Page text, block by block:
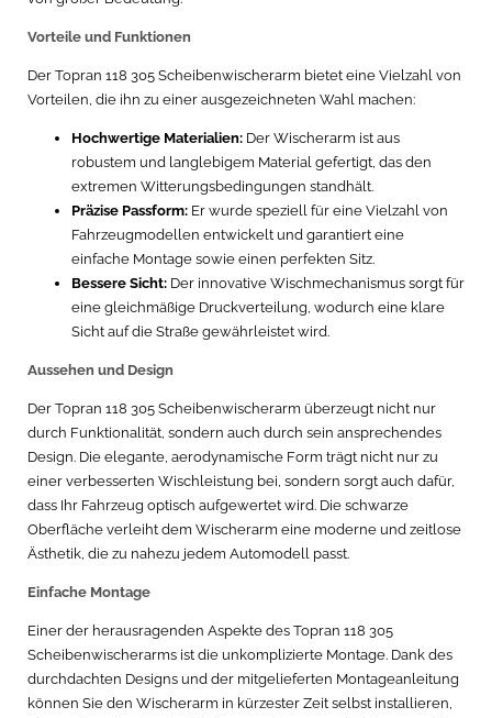
Vorteile und Funktionen
Der Topran 118 305 Scheibenwischerarm bietet eine Vielzahl von
Vorteilen, die ihn zu einer ausgezeichneten Wahl machen:
Hochwertige Materialien: Der Wischerarm ist aus
robustem und langlebigem Material gefertigt, das den
extremen Witterungsbedingungen standhält.
Präzise Passform: Er wurde speziell für eine Vielzahl von
Fahrzeugmodellen entwickelt und garantiert eine
einfache Montage sowie einen perfekten Sitz.
Bessere Sicht: Der innovative Wischmechanismus sorgt für
eine gleichmäßige Druckverteilung, wodurch eine klare
Sicht auf die Straße gewährleistet wird.
Aussehen und Design
Der Topran 118 305 Scheibenwischerarm überzeugt nicht nur
durch Funktionalität, sondern auch durch sein ansprechendes
Design. Die elegante, aerodynamische Form trägt nicht nur zu
einer verbesserten Wischleistung bei, sondern sorgt auch dafür,
dass Ihr Fahrzeug optisch aufgewertet wird. Die schwarze
Oberfläche verleiht dem Wischerarm eine moderne und zeitlose
Ästhetik, die zu nahezu jedem Automodell passt.
Einfache Montage
Einer der herausragenden Aspekte des Topran 118 305
Scheibenwischerarms ist die unkomplizierte Montage. Dank des
durchdachten Designs und der mitgelieferten Montageanleitung
können Sie den Wischerarm in kürzester Zeit selbst installieren,